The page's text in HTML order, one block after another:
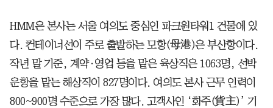
HMM은 본사는 서울 여의도 중심인 파크원타워1 건물에 있
다. 컨테이너선이 주로 출발하는 모항(母港)은 부산항이다.
작년 말 기준, 계약·영업 등을 맡은 육상직은 1063명, 선박
운항을 맡는 해상직이 827명이다. 여의도 본사 근무 인력이
800~900명 수준으로 가장 많다. 고객사인 ‘화주(貨主)’ 기